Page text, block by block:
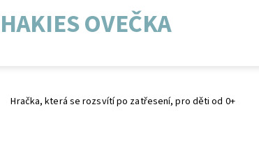
OVEČKA
Hračka, která se rozsvítí po zatřesení, pro děti od 0+